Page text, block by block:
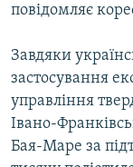
Усі сайти
повідомляє
Завдяки
застосування
управління
Івано-
Бая-Маре за